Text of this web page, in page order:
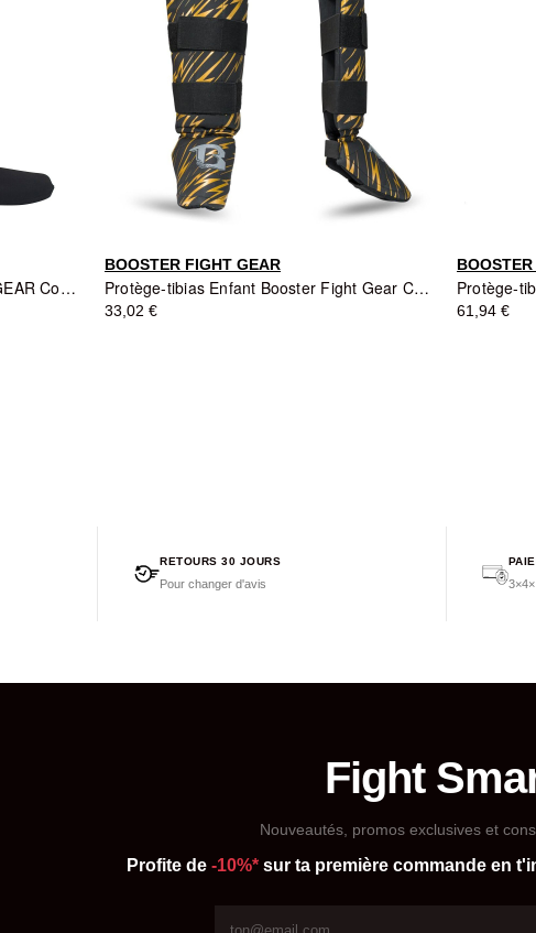
Protège-tibias BOOSTER FIGHT GEAR Cotton Shinguards - Noir
BOOSTER FIGHT GEAR
Protège-tibias Enfant Booster Fight Gear Combat Series - Noir/Orange
33,02 €
Protège-
61,94 €
RETOURS 30 JOURS
Pour changer d'avis
Fight
Nouveautés, promos exclusives et
Profite de -10%* sur ta première commande en